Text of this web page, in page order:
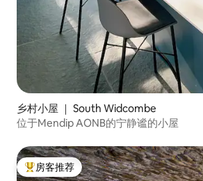
乡村小屋 ｜ South Widcombe
位于Mendip AONB的宁静谧的小屋
热门「房客推荐」
房客推荐